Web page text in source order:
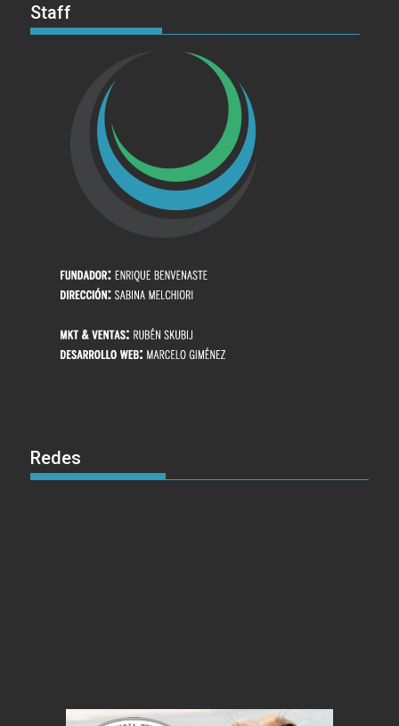
Staff
Redes